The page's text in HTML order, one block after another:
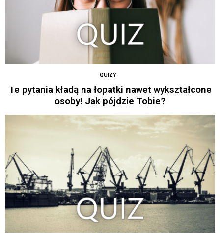
QUIZY
Te pytania kładą na łopatki nawet wykształcone
osoby! Jak pójdzie Tobie?